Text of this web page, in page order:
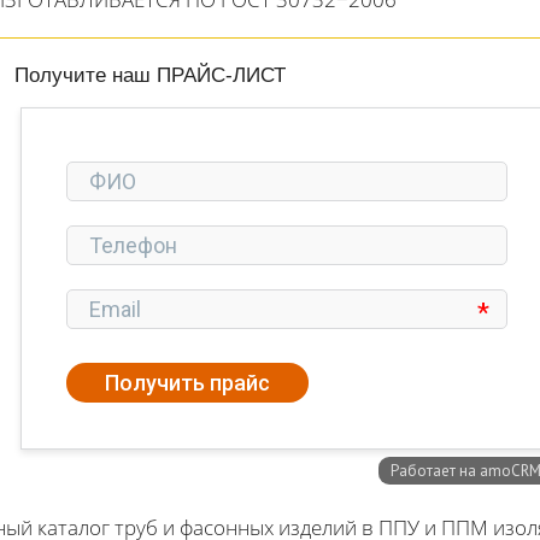
Получите наш ПРАЙС-ЛИСТ
каталог труб и фасонных изделий в ППУ и ППМ